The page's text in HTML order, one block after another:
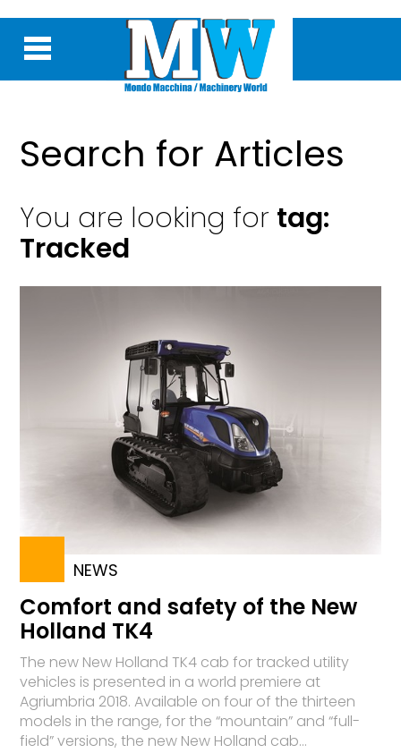
Search for Articles
You are looking for tag:
Tracked
NEWS
Comfort and safety of the New
Holland TK4
The new New Holland TK4 cab for tracked utility
vehicles is presented in a world premiere at
Agriumbria 2018. Available on four of the thirteen
models in the range, for the “mountain” and “full-
field” versions, the new New Holland cab...